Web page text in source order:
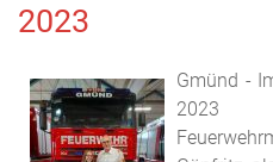
2023
Gmünd -
2023